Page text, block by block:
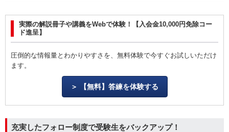
実際の解説冊子や講義をWebで体験！【入会金10,000円免除コー
ド進呈】
圧倒的な情報量とわかりやすさを、無料体験で今すぐお試しいただけ
ます。
【無料】答練を体験する
充実したフォロー制度で受験生をバックアップ！